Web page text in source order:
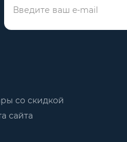
со скидкой
сайта